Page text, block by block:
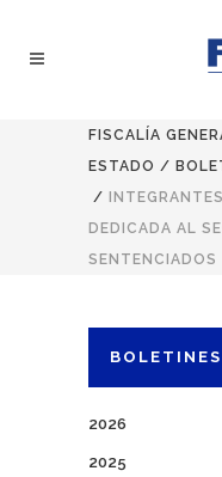
FISCALÍA
ESTADO /
/
DEDICADA AL
SENTENCIADOS
BOLETINES
2026
2025